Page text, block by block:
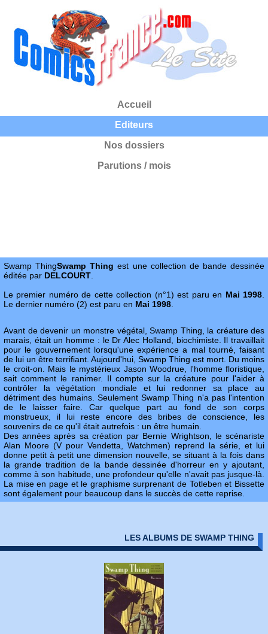
Accueil
Editeurs
Nos dossiers
Parutions / mois
Swamp ThingSwamp Thing est une collection de bande dessinée
éditée par DELCOURT
Le premier numéro de cette collection (n°1) est paru en Mai 1998
Le dernier numéro (2) est paru en Mai 1998
Avant de devenir un monstre végétal, Swamp Thing, la créature des
marais, était un homme : le Dr Alec Holland, biochimiste. Il travaillait
pour le gouvernement lorsqu'une expérience a mal tourné, faisant
de lui un être terrifiant. Aujourd'hui, Swamp Thing est mort. Du moins
le croit-on. Mais le mystérieux Jason Woodrue, l'homme floristique,
sait comment le ranimer. Il compte sur la créature pour l'aider à
contrôler la végétation mondiale et lui redonner sa place au
détriment des humains. Seulement Swamp Thing n'a pas l'intention
de le laisser faire. Car quelque part au fond de son corps
monstrueux, il lui reste encore des bribes de conscience, les
souvenirs de ce qu'il était autrefois : un être humain.
Des années après sa création par Bernie Wrightson, le scénariste
Alan Moore (V pour Vendetta, Watchmen) reprend la série, et lui
donne petit à petit une dimension nouvelle, se situant à la fois dans
la grande tradition de la bande dessinée d'horreur en y ajoutant,
comme à son habitude, une profondeur qu'elle n'avait pas jusque-là.
La mise en page et le graphisme surprenant de Totleben et Bissette
sont également pour beaucoup dans le succès de cette reprise.
LES ALBUMS DE SWAMP THING